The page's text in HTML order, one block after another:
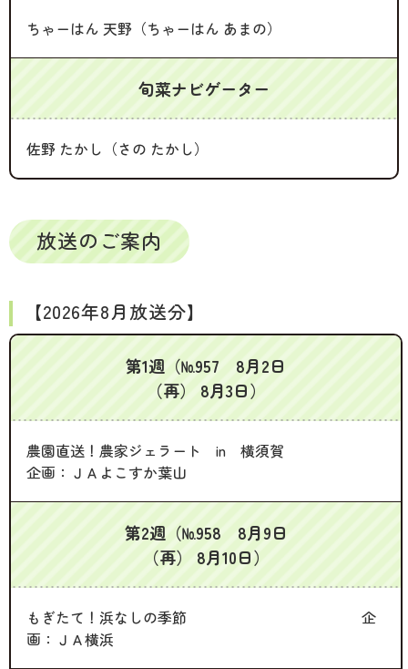
ちゃーはん 天野（ちゃーはん あまの）
旬菜ナビゲーター
佐野 たかし（さの たかし）
放送のご案内
【2026年8月放送分】
第1週（№957 8月2日
（再） 8月3日）
農園直送！農家ジェラート in 横須賀
企画：ＪＡよこすか葉山
第2週（№958 8月9日
（再） 8月10日）
もぎたて！浜なしの季節 企
画：ＪＡ横浜